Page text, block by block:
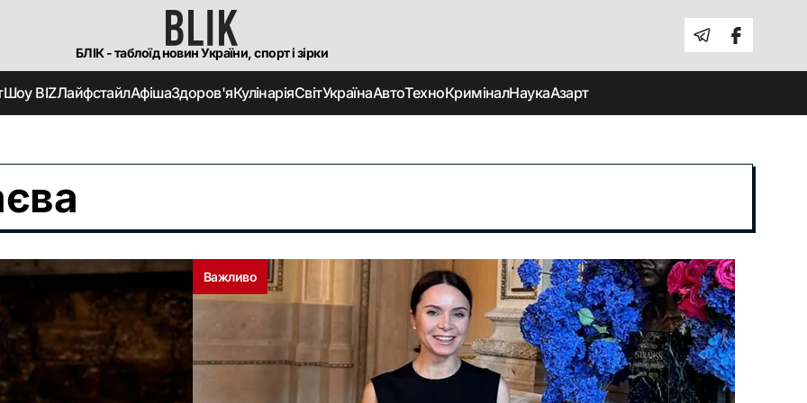
БЛІК - таблоїд новин України, спорт і зірки
Шоу BIZЛайфстайлАфішаЗдоров'яКулінаріяСвітУкраїнаАвтоТехноКриміналНаукаАзарт
Важливо